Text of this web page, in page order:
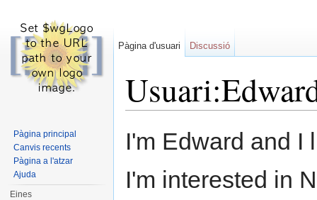
I'm Edward and I
I'm interested in
Pàgina d'usuari Discussió
Pàgina principal
Canvis recents
Pàgina a l'atzar
Ajuda
Eines